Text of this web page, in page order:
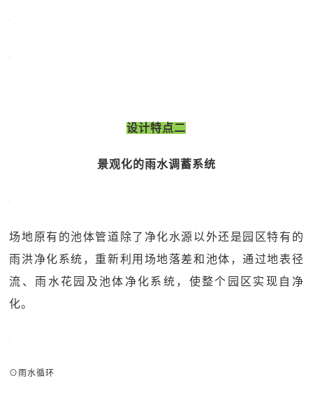
设计特点二
景观化的雨水调蓄系统
场地原有的池体管道除了净化水源以外还是园区特有的
雨洪净化系统，重新利用场地落差和池体，通过地表径
流、雨水花园及池体净化系统，使整个园区实现自净
化。
⊙雨水循环